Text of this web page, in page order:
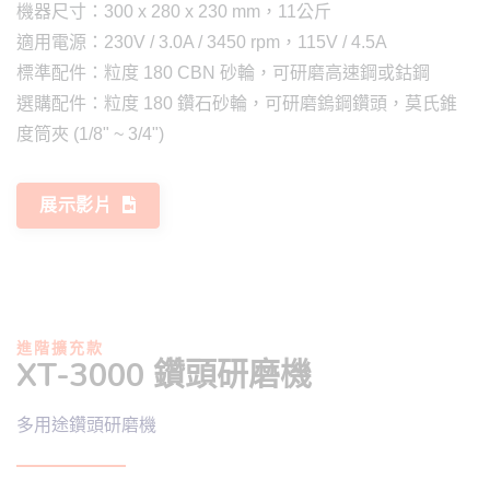
機器尺寸：300 x 280 x 230 mm，11公斤
適用電源：230V / 3.0A / 3450 rpm，115V / 4.5A
標準配件：粒度 180 CBN 砂輪，可研磨高速鋼或鈷鋼
選購配件：粒度 180 鑽石砂輪，可研磨鎢鋼鑽頭，莫氏錐
度筒夾 (1/8" ~ 3/4")
展示影片
進階擴充款
XT-3000 鑽頭研磨機
多用途鑽頭研磨機